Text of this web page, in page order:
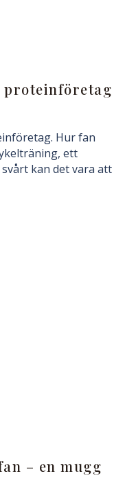
proteinföretag
Hur fan
ett
kan det vara att
– en mugg